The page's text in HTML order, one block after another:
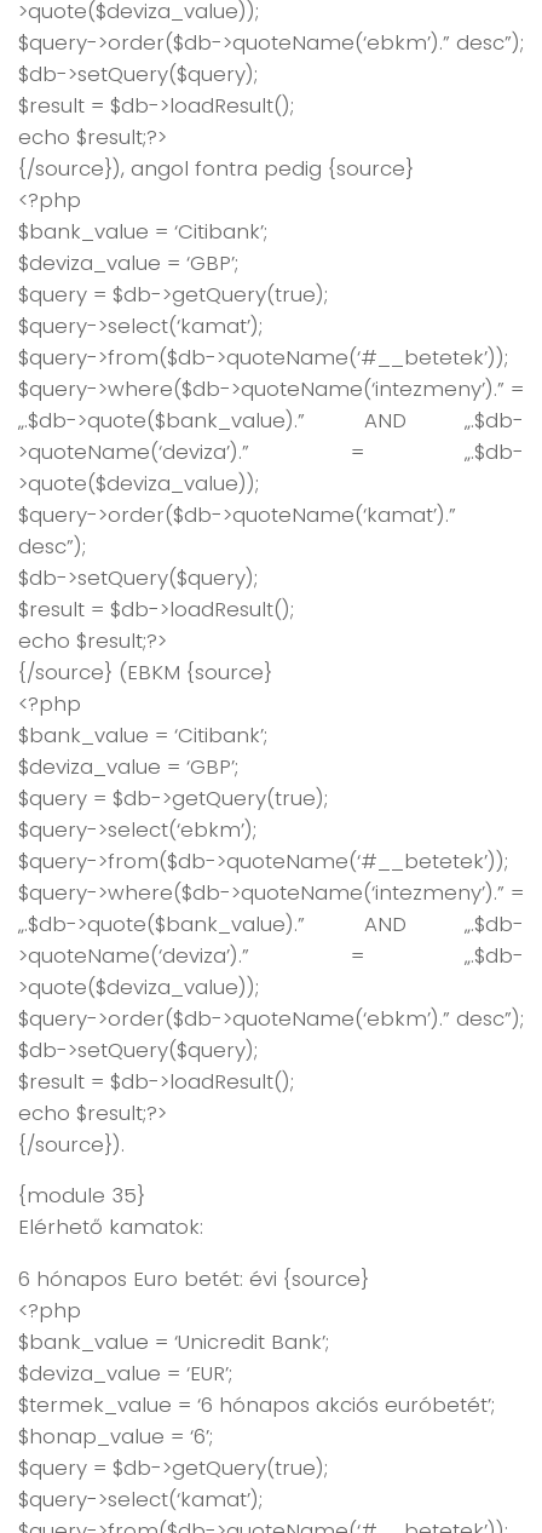
>quote($deviza_value));
$query->order($db->quoteName(‘ebkm’).” desc”);
$db->setQuery($query);
$result = $db->loadResult();
echo $result;?>
{/source}), angol fontra pedig {source}
<?php
$bank_value = ‘Citibank’;
$deviza_value = ‘GBP’;
$query = $db->getQuery(true);
$query->select(‘kamat’);
$query->from($db->quoteName(‘#__betetek’));
$query->where($db->quoteName(‘intezmeny’).” =
„.$db->quote($bank_value).” AND „.$db-
>quoteName(‘deviza’).” = „.$db-
>quote($deviza_value));
$query->order($db->quoteName(‘kamat’).”
desc”);
$db->setQuery($query);
$result = $db->loadResult();
echo $result;?>
{/source} (EBKM {source}
<?php
$bank_value = ‘Citibank’;
$deviza_value = ‘GBP’;
$query = $db->getQuery(true);
$query->select(‘ebkm’);
$query->from($db->quoteName(‘#__betetek’));
$query->where($db->quoteName(‘intezmeny’).” =
„.$db->quote($bank_value).” AND „.$db-
>quoteName(‘deviza’).” = „.$db-
>quote($deviza_value));
$query->order($db->quoteName(‘ebkm’).” desc”);
$db->setQuery($query);
$result = $db->loadResult();
echo $result;?>
{/source}).
{module 35}
Elérhető kamatok:
6 hónapos Euro betét: évi {source}
<?php
$bank_value = ‘Unicredit Bank’;
$deviza_value = ‘EUR’;
$termek_value = ‘6 hónapos akciós euróbetét’;
$honap_value = ‘6’;
$query = $db->getQuery(true);
$query->select(‘kamat’);